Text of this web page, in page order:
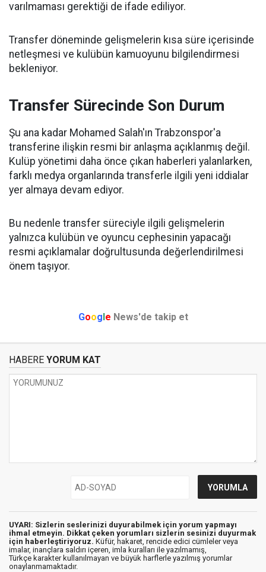
varılmaması gerektiği de ifade ediliyor.
Transfer döneminde gelişmelerin kısa süre içerisinde
netleşmesi ve kulübün kamuoyunu bilgilendirmesi
bekleniyor.
Transfer Sürecinde Son Durum
Şu ana kadar Mohamed Salah'ın Trabzonspor'a
transferine ilişkin resmi bir anlaşma açıklanmış değil.
Kulüp yönetimi daha önce çıkan haberleri yalanlarken,
farklı medya organlarında transferle ilgili yeni iddialar
yer almaya devam ediyor.
Bu nedenle transfer süreciyle ilgili gelişmelerin
yalnızca kulübün ve oyuncu cephesinin yapacağı
resmi açıklamalar doğrultusunda değerlendirilmesi
önem taşıyor.
Google News'de takip et
HABERE YORUM KAT
UYARI: Sizlerin seslerinizi duyurabilmek için yorum yapmayı
ihmal etmeyin. Dikkat çeken yorumları sizlerin sesinizi duyurmak
için haberleştiriyoruz. Küfür, hakaret, rencide edici cümleler veya
imalar, inançlara saldırı içeren, imla kuralları ile yazılmamış,
Türkçe karakter kullanılmayan ve büyük harflerle yazılmış yorumlar
onaylanmamaktadır.